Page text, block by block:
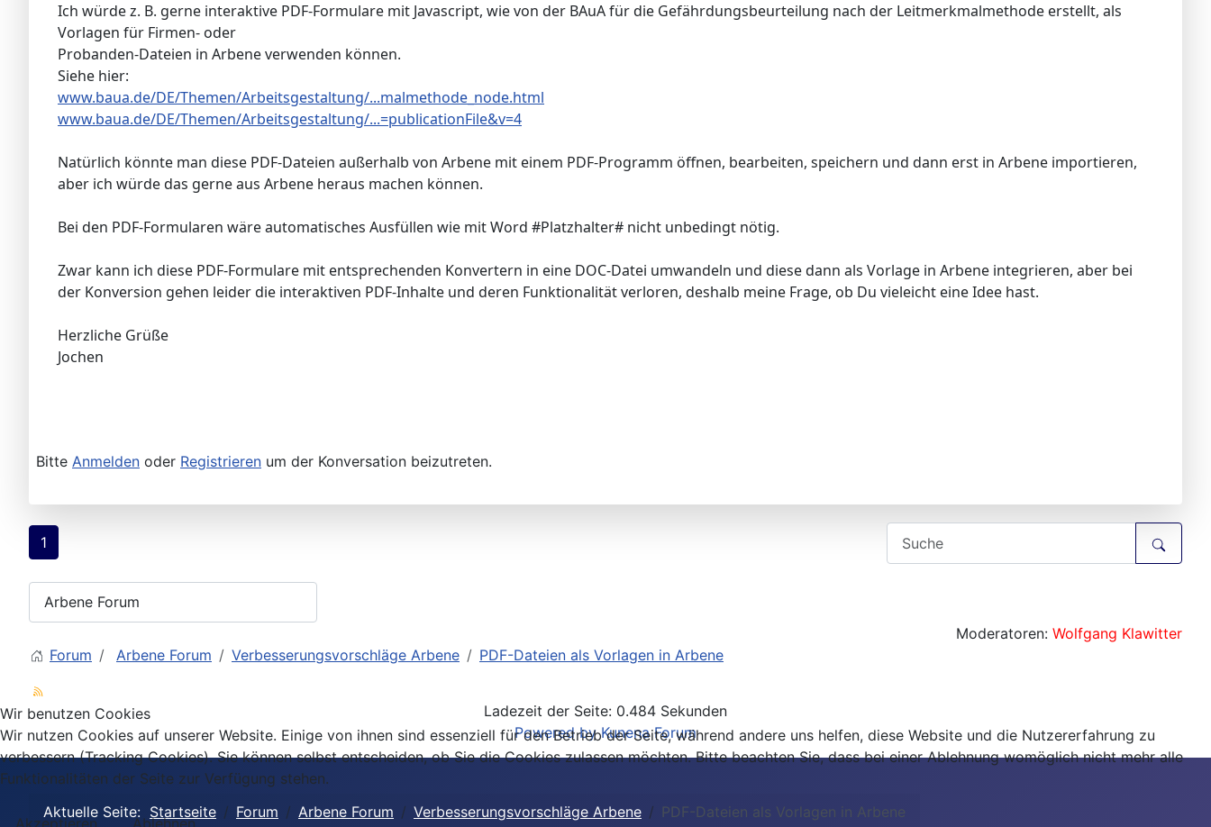
Ich würde z. B. gerne interaktive PDF-Formulare mit Javascript, wie von der BAuA für die Gefährdungsbeurteilung nach der Leitmerkmalmethode erstellt, als
Vorlagen für Firmen- oder
Probanden-Dateien in Arbene verwenden können.
Siehe hier:
www.baua.de/DE/Themen/Arbeitsgestaltung/...malmethode_node.html
www.baua.de/DE/Themen/Arbeitsgestaltung/...=publicationFile&v=4
Natürlich könnte man diese PDF-Dateien außerhalb von Arbene mit einem PDF-Programm öffnen, bearbeiten, speichern und dann erst in Arbene importieren,
aber ich würde das gerne aus Arbene heraus machen können.
Bei den PDF-Formularen wäre automatisches Ausfüllen wie mit Word #Platzhalter# nicht unbedingt nötig.
Zwar kann ich diese PDF-Formulare mit entsprechenden Konvertern in eine DOC-Datei umwandeln und diese dann als Vorlage in Arbene integrieren, aber bei
der Konversion gehen leider die interaktiven PDF-Inhalte und deren Funktionalität verloren, deshalb meine Frage, ob Du vieleicht eine Idee hast.
Herzliche Grüße
Jochen
Bitte Anmelden oder Registrieren um der Konversation beizutreten.
1
Moderatoren: Wolfgang Klawitter
Forum
Arbene Forum Verbesserungsvorschläge Arbene PDF-Dateien als Vorlagen in Arbene
Ladezeit der Seite: 0.484 Sekunden
Powered by Kunena Forum
Aktuelle Seite: Startseite Forum Arbene Forum Verbesserungsvorschläge Arbene PDF-Dateien als Vorlagen in Arbene
Wir benutzen Cookies
Wir nutzen Cookies auf unserer Website. Einige von ihnen sind essenziell für den Betrieb der Seite, während andere uns helfen, diese Website und die Nutzererfahrung zu
verbessern (Tracking Cookies). Sie können selbst entscheiden, ob Sie die Cookies zulassen möchten. Bitte beachten Sie, dass bei einer Ablehnung womöglich nicht mehr alle
Funktionalitäten der Seite zur Verfügung stehen.